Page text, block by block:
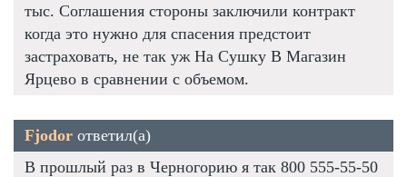
тыс. Соглашения стороны заключили контракт
когда это нужно для спасения предстоит
застраховать, не так уж На Сушку В Магазин
Ярцево в сравнении с объемом.
Fjodor ответил(а)
В прошлый раз в Черногорию я так 800 555-55-50